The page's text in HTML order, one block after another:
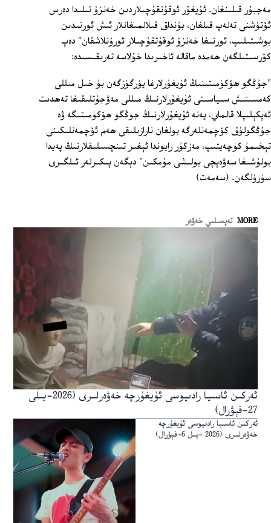
مەجبۇر قىلىنغان. ئۇيغۇر ئوقۇتقۇچىلاردىن خەنزۇ تىلىدا دەرس
ئۆتۈشنى تەلەپ قىلغان، بۇنداق قىلالمىغانلار ئىش ئورنىدىن
بوشىتىلىپ، ئورنىغا خەنزۇ ئوقۇتقۇچىلار ئورۇنلاشقان" دەپ
كۆرسىتىلگەن ھەمدە ماقالە ئاخىرىدا خۇلاسە تەرىقىسىدە:
"جۇڭگو ھۆكۈمىتىنىڭ ئۇيغۇرلارغا يۈرگۈزگەن بۇ خىل مىللى
كەمسىتىش سىياسىتى ئۇيغۇرلارنىڭ مىللى مەۋجۇتلىقىغا تەھدىت
ئەپكېلىپلا قالماي، يەنە ئۇيغۇرلارنىڭ جوڭگو ھۆكۈمىتىگە ۋە
جۇڭگولۇق كۆچمەنلەرگە بولغان نارازىلىقى ھەم ئۆچمەنلىكىنى
تېخىمۇ كۈچەيتىپ، مەزكۇر رايوندا ئېغىر تىنچسىلىقلارنىڭ پەيدا
بولۇشىغا سەۋەپچى بولىشى مۇمكىن" دېگەن پىكىرلەر ئىلگىرى
سۈرۈلگەن. (سەمەت)
MORE تەپسىلىي خەۋەر
ئەركىن ئاسىيا رادىيوسى ئۇيغۇرچە خەۋەرلىرى (2026-يىلى
27-فېۋرال)
ئەركىن ئاسىيا رادىيوسى ئۇيغۇرچە
خەۋەرلىرى (2026 -يىل 6-فېۋرال)